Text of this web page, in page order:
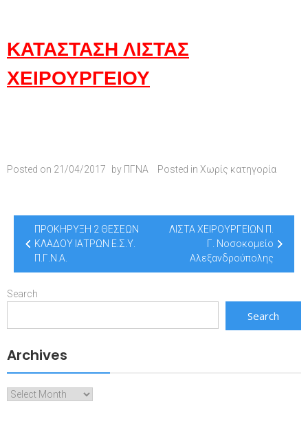
ΚΑΤΑΣΤΑΣΗ ΛΙΣΤΑΣ
ΧΕΙΡΟΥΡΓΕΙΟΥ
Posted on 21/04/2017 by ΠΓΝΑ Posted in Χωρίς κατηγορία
Post
navigation
ΠΡΟΚΗΡΥΞΗ 2 ΘΕΣΕΩΝ
ΚΛΑΔΟΥ ΙΑΤΡΩΝ Ε.Σ.Υ.
Π.Γ.Ν.Α.
ΛΙΣΤΑ ΧΕΙΡΟΥΡΓΕΙΩΝ Π.
Γ. Νοσοκομείο
Αλεξανδρούπολης
Search
Search
Archives
Archives